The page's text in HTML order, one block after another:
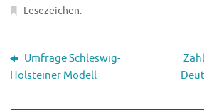
Lesezeichen.
Umfrage Schleswig-
Holsteiner Modell